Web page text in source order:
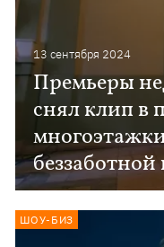
13 сентября 2024
Премьеры
снял клип в
ШОУ-БИЗ